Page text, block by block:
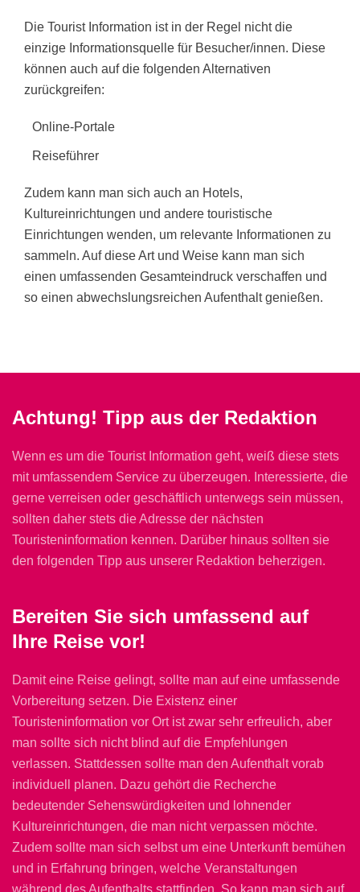
Die Tourist Information ist in der Regel nicht die
einzige Informationsquelle für Besucher/innen. Diese
können auch auf die folgenden Alternativen
zurückgreifen:
Online-Portale
Reiseführer
Zudem kann man sich auch an Hotels,
Kultureinrichtungen und andere touristische
Einrichtungen wenden, um relevante Informationen zu
sammeln. Auf diese Art und Weise kann man sich
einen umfassenden Gesamteindruck verschaffen und
so einen abwechslungsreichen Aufenthalt genießen.
Achtung! Tipp aus der Redaktion
Wenn es um die Tourist Information geht, weiß diese stets
mit umfassendem Service zu überzeugen. Interessierte, die
gerne verreisen oder geschäftlich unterwegs sein müssen,
sollten daher stets die Adresse der nächsten
Touristeninformation kennen. Darüber hinaus sollten sie
den folgenden Tipp aus unserer Redaktion beherzigen.
Bereiten Sie sich umfassend auf
Ihre Reise vor!
Damit eine Reise gelingt, sollte man auf eine umfassende
Vorbereitung setzen. Die Existenz einer
Touristeninformation vor Ort ist zwar sehr erfreulich, aber
man sollte sich nicht blind auf die Empfehlungen
verlassen. Stattdessen sollte man den Aufenthalt vorab
individuell planen. Dazu gehört die Recherche
bedeutender Sehenswürdigkeiten und lohnender
Kultureinrichtungen, die man nicht verpassen möchte.
Zudem sollte man sich selbst um eine Unterkunft bemühen
und in Erfahrung bringen, welche Veranstaltungen
während des Aufenthalts stattfinden. So kann man sich auf